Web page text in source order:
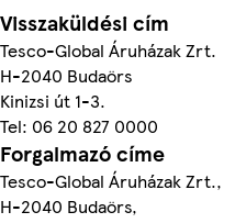
Visszaküldési cím
Tesco-Global Áruházak Zrt.
H-2040 Budaörs
Kinizsi út 1-3.
Tel: 06 20 827 0000
Forgalmazó címe
Tesco-Global Áruházak Zrt.,
H-2040 Budaörs,